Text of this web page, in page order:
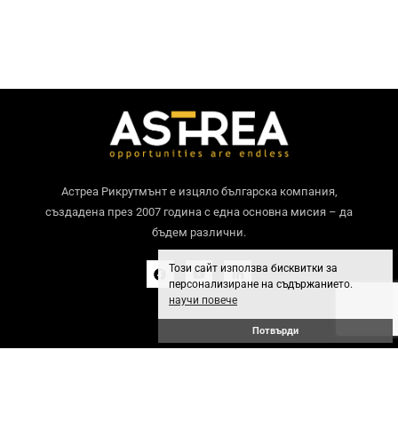
Този сайт използва бисквитки за
персонализиране на съдържанието.
научи повече
Потвърди
Астреа Рикрутмънт е изцяло българска компания,
създадена през 2007 година с една основна мисия – да
бъдем различни.